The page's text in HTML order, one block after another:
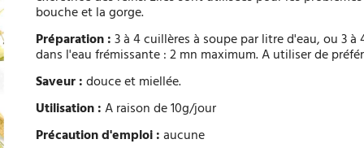
bouche et la gorge.
Préparation :3 à 4 cuillères à soupe par litre d'eau, ou 3
dans l'eau frémissante : 2 mn maximum. A utiliser de
Saveur :douce et miellée.
Utilisation :A raison de 10g/jour
Précaution d'emploi :aucune